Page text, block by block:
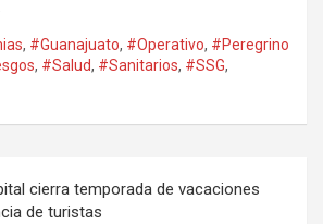
, #Guanajuato, #Operativo, #Peregrino
, #Salud, #Sanitarios, #SSG,
cierra temporada de vacaciones
de turistas